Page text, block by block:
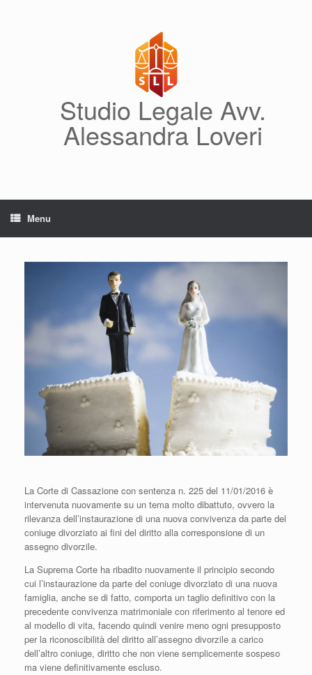
Studio Legale Avv.
Alessandra Loveri
Menu
La Corte di Cassazione con sentenza n. 225 del 11/01/2016 è
intervenuta nuovamente su un tema molto dibattuto, ovvero la
rilevanza dell’instaurazione di una nuova convivenza da parte del
coniuge divorziato ai fini del diritto alla corresponsione di un
assegno divorzile.
La Suprema Corte ha ribadito nuovamente il principio secondo
cui l’instaurazione da parte del coniuge divorziato di una nuova
famiglia, anche se di fatto, comporta un taglio definitivo con la
precedente convivenza matrimoniale con riferimento al tenore ed
al modello di vita, facendo quindi venire meno ogni presupposto
per la riconoscibilità del diritto all’assegno divorzile a carico
dell’altro coniuge, diritto che non viene semplicemente sospeso
ma viene definitivamente escluso.